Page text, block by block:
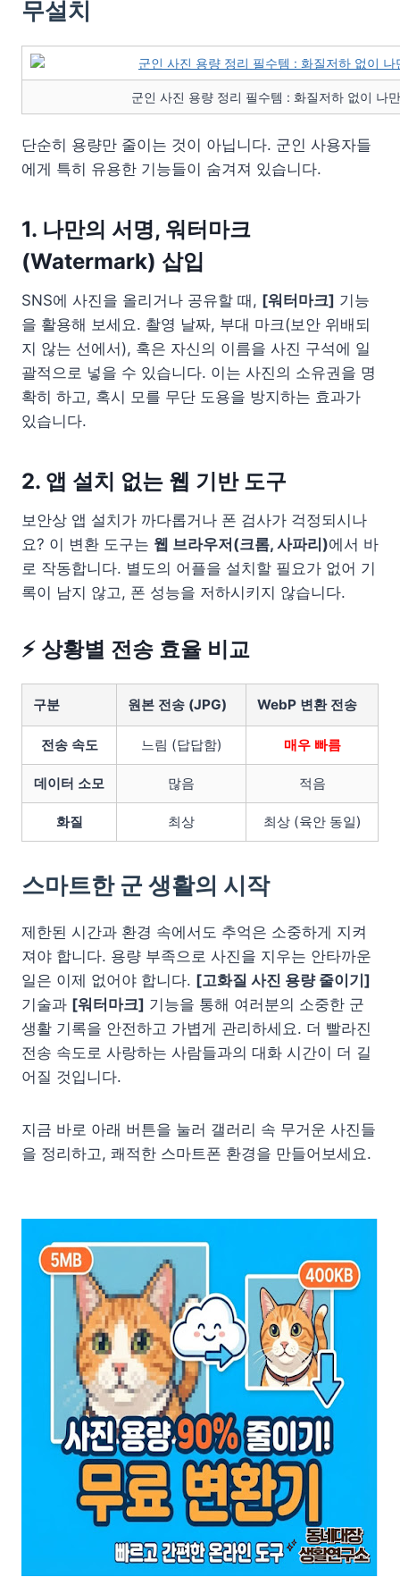
무설치
군인 사진 용량 정리 필수템 : 화질저하 없이 나
단순히 용량만 줄이는 것이 아닙니다. 군인 사용자들
에게 특히 유용한 기능들이 숨겨져 있습니다.
1. 나만의 서명, 워터마크
(Watermark) 삽입
SNS에 사진을 올리거나 공유할 때, [워터마크] 기능
을 활용해 보세요. 촬영 날짜, 부대 마크(보안 위배되
지 않는 선에서), 혹은 자신의 이름을 사진 구석에 일
괄적으로 넣을 수 있습니다. 이는 사진의 소유권을 명
확히 하고, 혹시 모를 무단 도용을 방지하는 효과가
있습니다.
2. 앱 설치 없는 웹 기반 도구
보안상 앱 설치가 까다롭거나 폰 검사가 걱정되시나
요? 이 변환 도구는 웹 브라우저(크롬, 사파리)에서 바
로 작동합니다. 별도의 어플을 설치할 필요가 없어 기
록이 남지 않고, 폰 성능을 저하시키지 않습니다.
⚡ 상황별 전송 효율 비교
구분 원본 전송 (JPG) WebP 변환 전송
전송 속도 느림 (답답함) 매우 빠름
데이터 소모 많음 적음
화질 최상 최상 (육안 동일)
스마트한 군 생활의 시작
제한된 시간과 환경 속에서도 추억은 소중하게 지켜
져야 합니다. 용량 부족으로 사진을 지우는 안타까운
일은 이제 없어야 합니다. [고화질 사진 용량 줄이기]
기술과 [워터마크] 기능을 통해 여러분의 소중한 군
생활 기록을 안전하고 가볍게 관리하세요. 더 빨라진
전송 속도로 사랑하는 사람들과의 대화 시간이 더 길
어질 것입니다.
지금 바로 아래 버튼을 눌러 갤러리 속 무거운 사진들
을 정리하고, 쾌적한 스마트폰 환경을 만들어보세요.